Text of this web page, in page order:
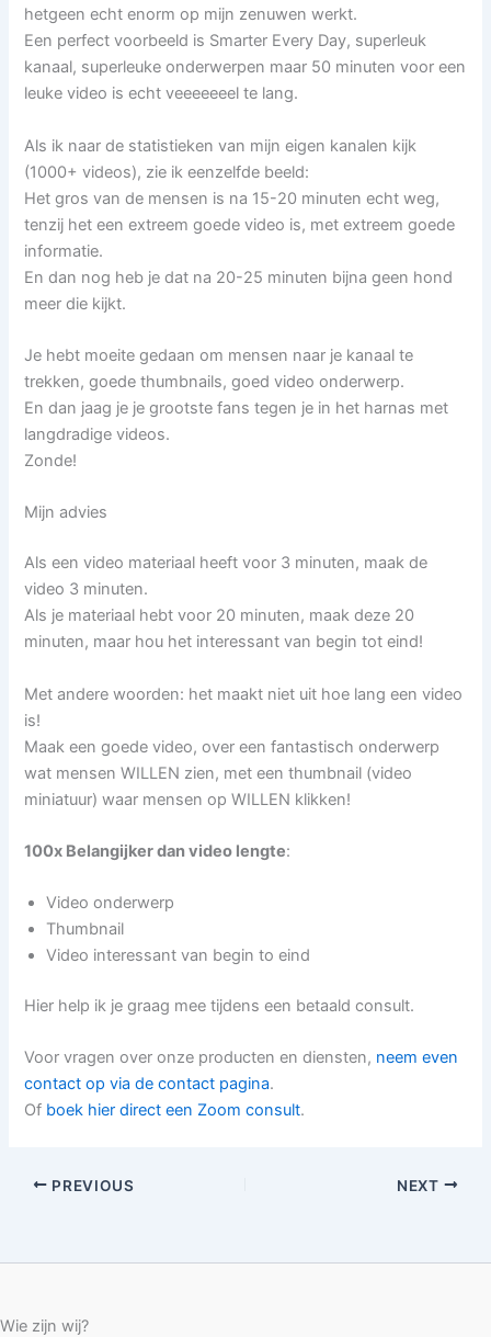
hetgeen echt enorm op mijn zenuwen werkt.
Een perfect voorbeeld is Smarter Every Day, superleuk
kanaal, superleuke onderwerpen maar 50 minuten voor een
leuke video is echt veeeeeeel te lang.
Als ik naar de statistieken van mijn eigen kanalen kijk
(1000+ videos), zie ik eenzelfde beeld:
Het gros van de mensen is na 15-20 minuten echt weg,
tenzij het een extreem goede video is, met extreem goede
informatie.
En dan nog heb je dat na 20-25 minuten bijna geen hond
meer die kijkt.
Je hebt moeite gedaan om mensen naar je kanaal te
trekken, goede thumbnails, goed video onderwerp.
En dan jaag je je grootste fans tegen je in het harnas met
langdradige videos.
Zonde!
Mijn advies
Als een video materiaal heeft voor 3 minuten, maak de
video 3 minuten.
Als je materiaal hebt voor 20 minuten, maak deze 20
minuten, maar hou het interessant van begin tot eind!
Met andere woorden: het maakt niet uit hoe lang een video
is!
Maak een goede video, over een fantastisch onderwerp
wat mensen WILLEN zien, met een thumbnail (video
miniatuur) waar mensen op WILLEN klikken!
100x Belangijker dan video lengte:
Video onderwerp
Thumbnail
Video interessant van begin to eind
Hier help ik je graag mee tijdens een betaald consult.
Voor vragen over onze producten en diensten, neem even
contact op via de contact pagina.
Of boek hier direct een Zoom consult.
PREVIOUS NEXT
Wie zijn wij?